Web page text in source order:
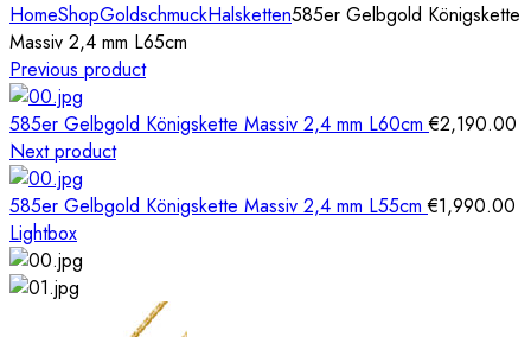
HomeShopGoldschmuckHalsketten585er Gelbgold Königskette
Massiv 2,4 mm L65cm
Previous product
585er Gelbgold Königskette Massiv 2,4 mm L60cm€2,190.00
Next product
585er Gelbgold Königskette Massiv 2,4 mm L55cm€1,990.00
Lightbox